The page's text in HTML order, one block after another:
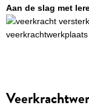
Aan de slag met
Google
ervaring te